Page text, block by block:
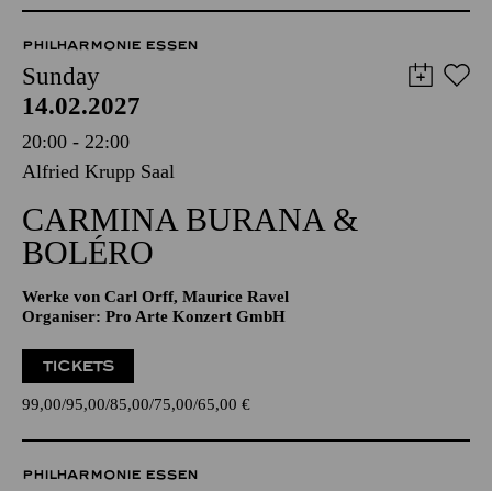
PHILHARMONIE ESSEN
Sunday
14.02.2027
20:00 - 22:00
Alfried Krupp Saal
CARMINA BURANA &
BOLÉRO
Werke von Carl Orff, Maurice Ravel
Organiser: Pro Arte Konzert GmbH
TICKETS
99,00 95,00 85,00 75,00 65,00 €
PHILHARMONIE ESSEN